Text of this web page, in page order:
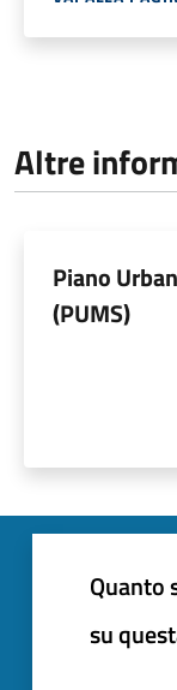
Altre
Piano
(PUMS)
Quanto
su